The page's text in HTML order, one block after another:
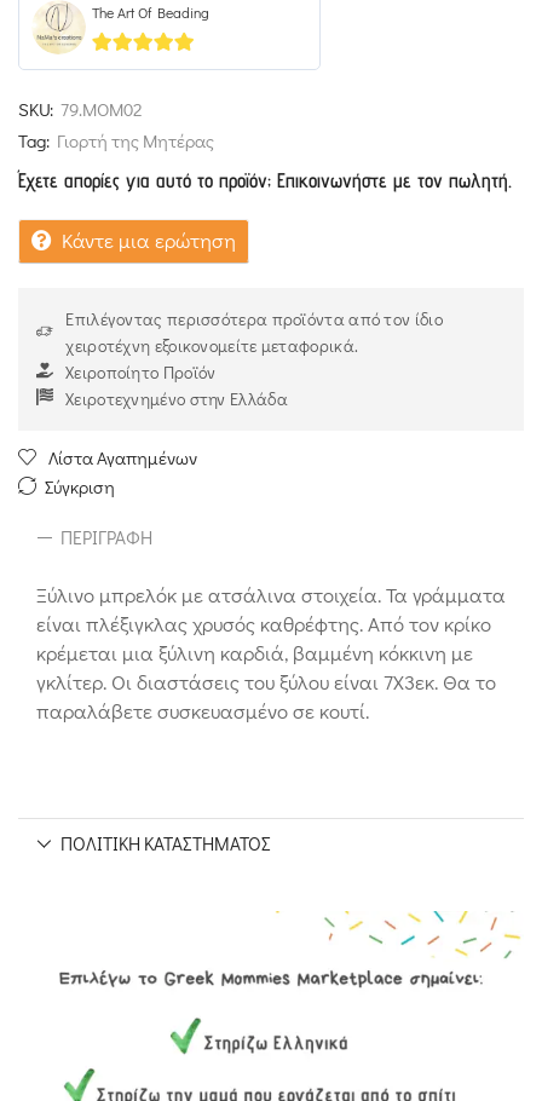
The Art Of Beading
4.93out of 5
SKU: 79.MOM02
Tag: Γιορτή της Μητέρας
Έχετε απορίες για αυτό το προϊόν; Επικοινωνήστε με τον πωλητή.
Κάντε μια ερώτηση
Επιλέγοντας περισσότερα προϊόντα από τον ίδιο
χειροτέχνη εξοικονομείτε μεταφορικά.
Χειροποίητο Προϊόν
Χειροτεχνημένο στην Ελλάδα
Λίστα Αγαπημένων
Σύγκριση
ΠΕΡΙΓΡΑΦΉ
Ξύλινο μπρελόκ με ατσάλινα στοιχεία. Τα γράμματα
είναι πλέξιγκλας χρυσός καθρέφτης. Από τον κρίκο
κρέμεται μια ξύλινη καρδιά, βαμμένη κόκκινη με
γκλίτερ. Οι διαστάσεις του ξύλου είναι 7Χ3εκ. Θα το
παραλάβετε συσκευασμένο σε κουτί.
ΠΟΛΙΤΙΚΉ ΚΑΤΑΣΤΉΜΑΤΟΣ